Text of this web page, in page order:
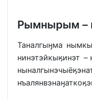
Рымнырым –
Таналгыӈма
нинэтэйкыӄинэт –